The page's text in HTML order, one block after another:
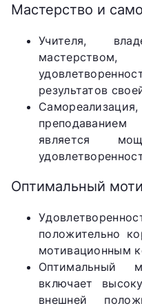
Мастерство и
Учителя,
результатов
является
Оптимальный
положительно
мотивационным
Оптимальный
включает
внешней